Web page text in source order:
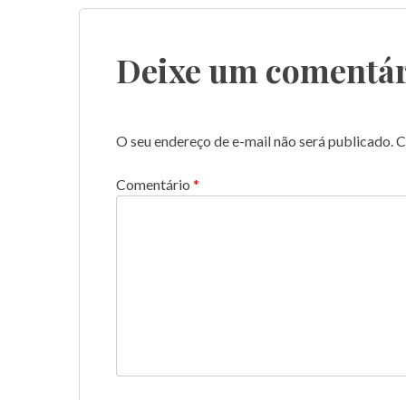
Deixe um
O seu endereço de e-mail não será publicado.
Comentário *